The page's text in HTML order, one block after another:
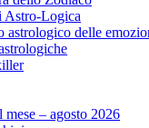
Astro-Logica
astrologico delle
mese – agosto 2026